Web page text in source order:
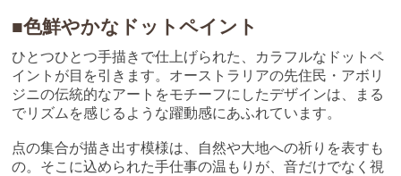
■色鮮やかなドットペイント
ひとつひとつ手描きで仕上げられた、カラフルなドットペ
イントが目を引きます。オーストラリアの先住民・アボリ
ジニの伝統的なアートをモチーフにしたデザインは、まる
でリズムを感じるような躍動感にあふれています。
点の集合が描き出す模様は、自然や大地への祈りを表すも
の。そこに込められた手仕事の温もりが、音だけでなく視